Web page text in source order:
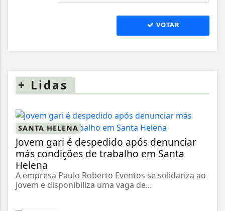
VOTAR
+ Lidas
SANTA HELENA
Jovem gari é despedido após denunciar
más condições de trabalho em Santa
Helena
A empresa Paulo Roberto Eventos se solidariza ao
jovem e disponibiliza uma vaga de...